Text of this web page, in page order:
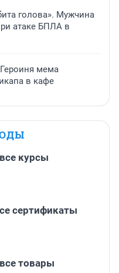
голова». Мужчина
атаке БПЛА в
мема
в кафе
курсы
сертификаты
товары